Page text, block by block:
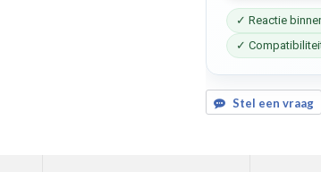
✓ Reactie
✓
Stel een vraag